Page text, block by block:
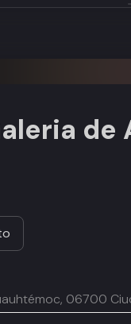
de
06700